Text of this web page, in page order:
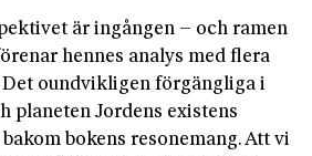
är ingången – och ramen
hennes analys med flera
Det oundvikligen förgängliga i
planeten Jordens existens
bokens resonemang. Att vi